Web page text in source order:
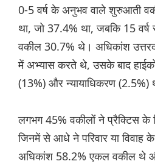
0-5 वर्ष के अनुभव वाले शुरुआती
था, जो 37.4% था, जबकि 15
वकील 30.7% थे। अधिकांश
में अभ्यास करते थे, उसके बाद
(13%) और न्यायाधिकरण (2.5%)
लगभग 45% वकीलों ने प्रैक्टिस के
जिनमें से आधे ने परिवार या विवाह
अधिकांश 58.2% एकल वकील थे